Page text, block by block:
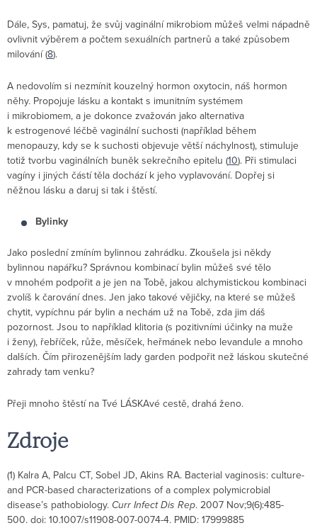
Dále, Sys, pamatuj, že svůj vaginální mikrobiom můžeš velmi nápadně
ovlivnit výběrem a počtem sexuálních partnerů a také způsobem
milování (8).
A nedovolím si nezmínit kouzelný hormon oxytocin, náš hormon
něhy. Propojuje lásku a kontakt s imunitním systémem
i mikrobiomem, a je dokonce zvažován jako alternativa
k estrogenové léčbě vaginální suchosti (například během
menopauzy, kdy se k suchosti objevuje větší náchylnost), stimuluje
totiž tvorbu vaginálních buněk sekrečního epitelu (10). Při stimulaci
vagíny i jiných částí těla dochází k jeho vyplavování. Dopřej si
něžnou lásku a daruj si tak i štěstí.
Bylinky
Jako poslední zmíním bylinnou zahrádku. Zkoušela jsi někdy
bylinnou napářku? Správnou kombinací bylin můžeš své tělo
v mnohém podpořit a je jen na Tobě, jakou alchymistickou kombinaci
zvolíš k čarování dnes. Jen jako takové vějičky, na které se můžeš
chytit, vypíchnu pár bylin a nechám už na Tobě, zda jim dáš
pozornost. Jsou to například klitoria (s pozitivními účinky na muže
i ženy), řebříček, růže, měsíček, heřmánek nebo levandule a mnoho
dalších. Čím přirozenějším lady garden podpořit než láskou skutečné
zahrady tam venku?
Přeji mnoho štěstí na Tvé LÁSKAvé cestě, drahá ženo.
Zdroje
(1) Kalra A, Palcu CT, Sobel JD, Akins RA. Bacterial vaginosis: culture-
and PCR-based characterizations of a complex polymicrobial
disease’s pathobiology. Curr Infect Dis Rep. 2007 Nov;9(6):485-
500. doi: 10.1007/s11908-007-0074-4. PMID: 17999885